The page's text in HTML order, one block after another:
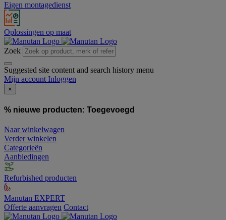
Eigen montagedienst
Oplossingen op maat
Zoek
Suggested site content and search history menu
Mijn account Inloggen
×
% nieuwe producten: Toegevoegd
Naar winkelwagen
Verder winkelen
Categorieën
Aanbiedingen
Refurbished producten
Manutan EXPERT
Offerte aanvragen Contact